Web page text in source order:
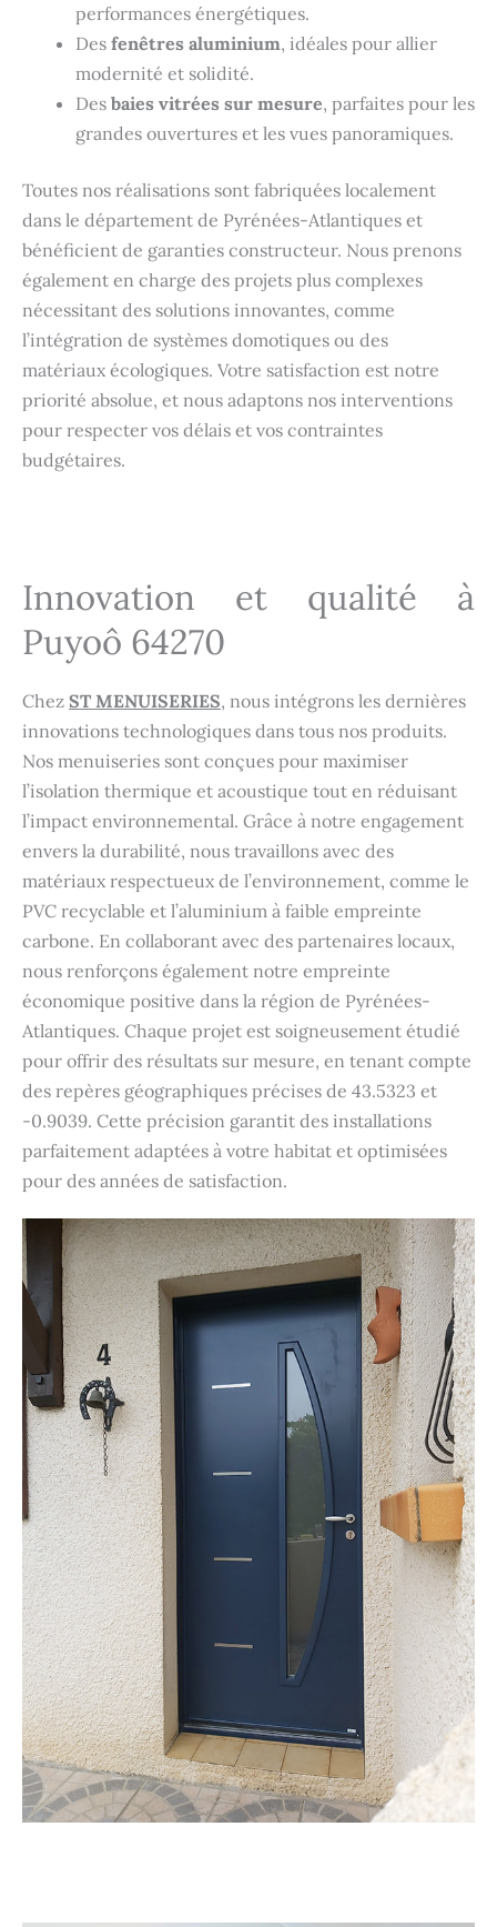
performances énergétiques.
Des fenêtres aluminium, idéales pour allier
modernité et solidité.
Des baies vitrées sur mesure, parfaites pour les
grandes ouvertures et les vues panoramiques.
Toutes nos réalisations sont fabriquées localement
dans le département de Pyrénées-Atlantiques et
bénéficient de garanties constructeur. Nous prenons
également en charge des projets plus complexes
nécessitant des solutions innovantes, comme
l’intégration de systèmes domotiques ou des
matériaux écologiques. Votre satisfaction est notre
priorité absolue, et nous adaptons nos interventions
pour respecter vos délais et vos contraintes
budgétaires.
Innovation et qualité à
Puyoô 64270
Chez ST MENUISERIES, nous intégrons les dernières
innovations technologiques dans tous nos produits.
Nos menuiseries sont conçues pour maximiser
l’isolation thermique et acoustique tout en réduisant
l’impact environnemental. Grâce à notre engagement
envers la durabilité, nous travaillons avec des
matériaux respectueux de l’environnement, comme le
PVC recyclable et l’aluminium à faible empreinte
carbone. En collaborant avec des partenaires locaux,
nous renforçons également notre empreinte
économique positive dans la région de Pyrénées-
Atlantiques. Chaque projet est soigneusement étudié
pour offrir des résultats sur mesure, en tenant compte
des repères géographiques précises de 43.5323 et
-0.9039. Cette précision garantit des installations
parfaitement adaptées à votre habitat et optimisées
pour des années de satisfaction.